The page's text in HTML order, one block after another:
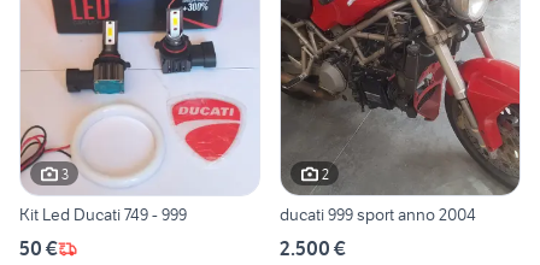
3
Kit Led Ducati 749 - 999
50 €
2
ducati 999 sport anno 2004
2.500 €